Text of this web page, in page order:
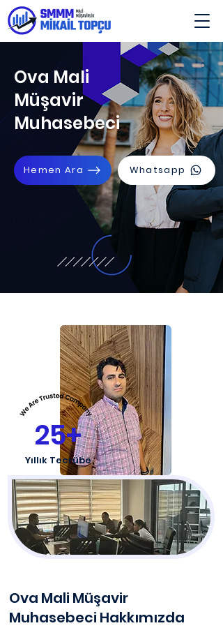
Ova Mali
Müşavir
Muhasebeci
Hemen Ara Whatsapp
25+
Yıllık Tecrübe
Ova Mali Müşavir
Muhasebeci Hakkımızda